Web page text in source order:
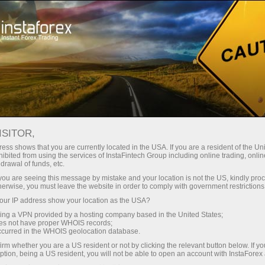
Noticias de la compañía
Noticias De InstaForex
Quieres saber sobre todos los eventos, concursos y
cambios actuales en el horario de ventas de
InstaForex? ¡Entonces Bienvenido a la página de
Noticias, donde se publican materiales sobre lo
más importante, útil e interesante!
shows that you are currently located in the USA. If you are a resident of the
from using the services of InstaFintech Group including online trading,
of funds, etc.
are seeing this message by mistake and your location is not the US, kindly
you must leave the website in order to comply with government
IP address show your location as the USA?
a VPN provided by a hosting company based in the United States;
not have proper WHOIS records;
in the WHOIS geolocation database.
whether you are a US resident or not by clicking the relevant button below. If
being a US resident, you will not be able to open an account with InstaForex